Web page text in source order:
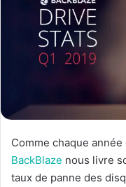
Comme chaque
BackBlaze nous livre
taux de panne des